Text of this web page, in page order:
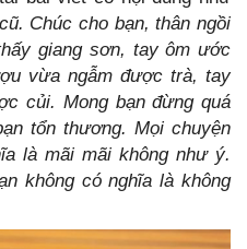
Chúc cho bạn, thân ngồi
giang sơn, tay ôm ước
vừa ngẫm được trà, tay
củi. Mong bạn đừng quá
tổn thương. Mọi chuyện
là mãi mãi không như ý.
không có nghĩa là không